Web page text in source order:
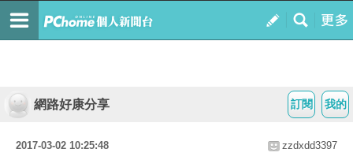
我的
訂閱
網路好康分享
2017-03-02 10:25:48 zzdxdd3397